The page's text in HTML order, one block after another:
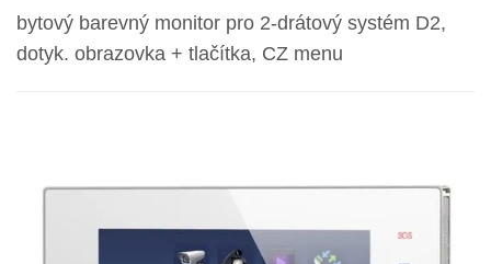
bytový barevný monitor pro 2-drátový systém D2,
dotyk. obrazovka + tlačítka, CZ menu